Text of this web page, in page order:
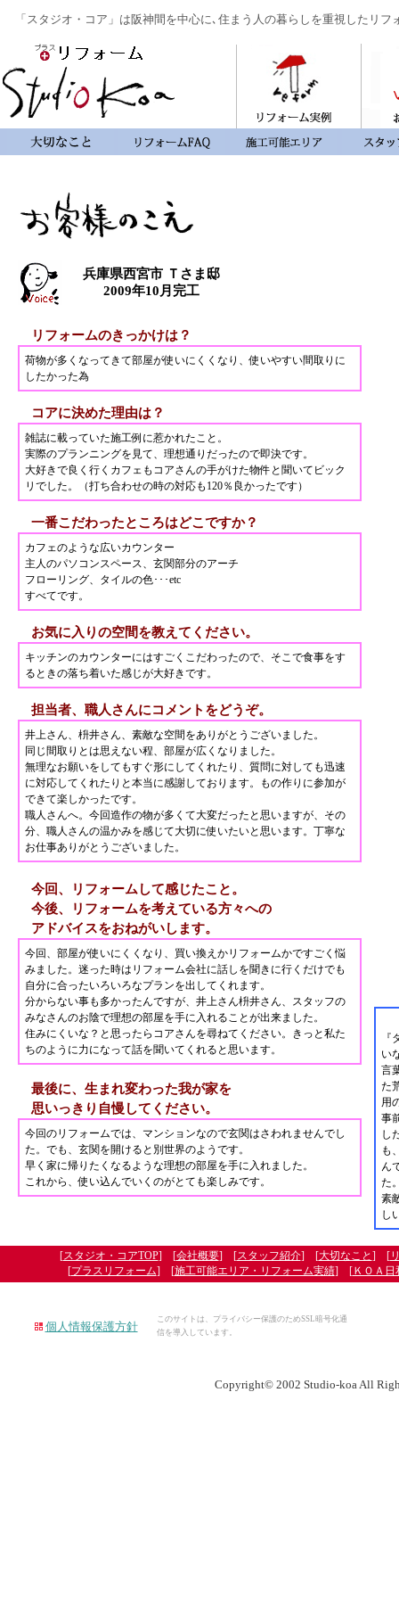
「スタジオ・コア」は阪神間を中心に､住まう人の暮らしを重視したリ
兵庫県西宮市 Ｔさま邸
2009年10月完工
リフォームのきっかけは？
荷物が多くなってきて部屋が使いにくくなり、使いやすい間取りに
したかった為
コアに決めた理由は？
雑誌に載っていた施工例に惹かれたこと。
実際のプランニングを見て、理想通りだったので即決です。
大好きで良く行くカフェもコアさんの手がけた物件と聞いてビック
リでした。（打ち合わせの時の対応も120％良かったです）
一番こだわったところはどこですか？
カフェのような広いカウンター
主人のパソコンスペース、玄関部分のアーチ
フローリング、タイルの色･･･etc
すべてです。
お気に入りの空間を教えてください。
キッチンのカウンターにはすごくこだわったので、そこで食事をす
るときの落ち着いた感じが大好きです。
担当者、職人さんにコメントをどうぞ。
井上さん、枡井さん、素敵な空間をありがとうございました。
同じ間取りとは思えない程、部屋が広くなりました。
無理なお願いをしてもすぐ形にしてくれたり、質問に対しても迅速
に対応してくれたりと本当に感謝しております。もの作りに参加が
できて楽しかったです。
職人さんへ。今回造作の物が多くて大変だったと思いますが、その
分、職人さんの温かみを感じて大切に使いたいと思います。丁寧な
お仕事ありがとうございました。
今回、リフォームして感じたこと。
今後、リフォームを考えている方々への
アドバイスをおねがいします。
今回、部屋が使いにくくなり、買い換えかリフォームかですごく悩
みました。迷った時はリフォーム会社に話しを聞きに行くだけでも
自分に合ったいろいろなプランを出してくれます。
分からない事も多かったんですが、井上さん枡井さん、スタッフの
みなさんのお陰で理想の部屋を手に入れることが出来ました。
住みにくいな？と思ったらコアさんを尋ねてください。きっと私た
ちのように力になって話を聞いてくれると思います。
最後に、生まれ変わった我が家を
思いっきり自慢してください。
今回のリフォームでは、マンションなので玄関はさわれませんでし
た。でも、玄関を開けると別世界のようです。
早く家に帰りたくなるような理想の部屋を手に入れました。
これから、使い込んでいくのがとても楽しみです。
い
言
た
用
事
し
も
ん
た
素
し
[スタジオ・コアTOP] [会社概要] [スタッフ紹介] [大切なこと] [
[プラスリフォーム] [施工可能エリア・リフォーム実績] [ＫＯＡ日
個人情報保護方針
このサイトは、プライバシー保護のためSSL暗号化通
信を導入しています。
Copyright© 2002 Studio-koa All